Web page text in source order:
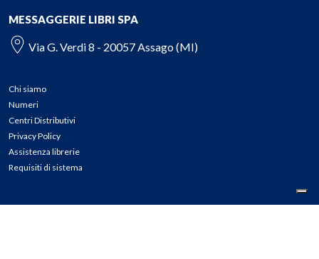
MESSAGGERIE LIBRI SPA
Via G. Verdi 8 - 20057 Assago (MI)
Chi siamo
Numeri
Centri Distributivi
Privacy Policy
Assistenza librerie
Requisiti di sistema
CONTATTI